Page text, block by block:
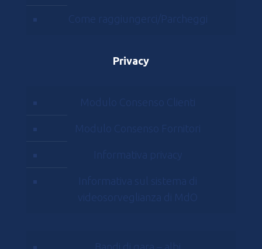
Come raggiungerci/Parcheggi
Privacy
Modulo Consenso Clienti
Modulo Consenso Fornitori
Informativa privacy
Informativa sul sistema di
videosorveglianza di MdO